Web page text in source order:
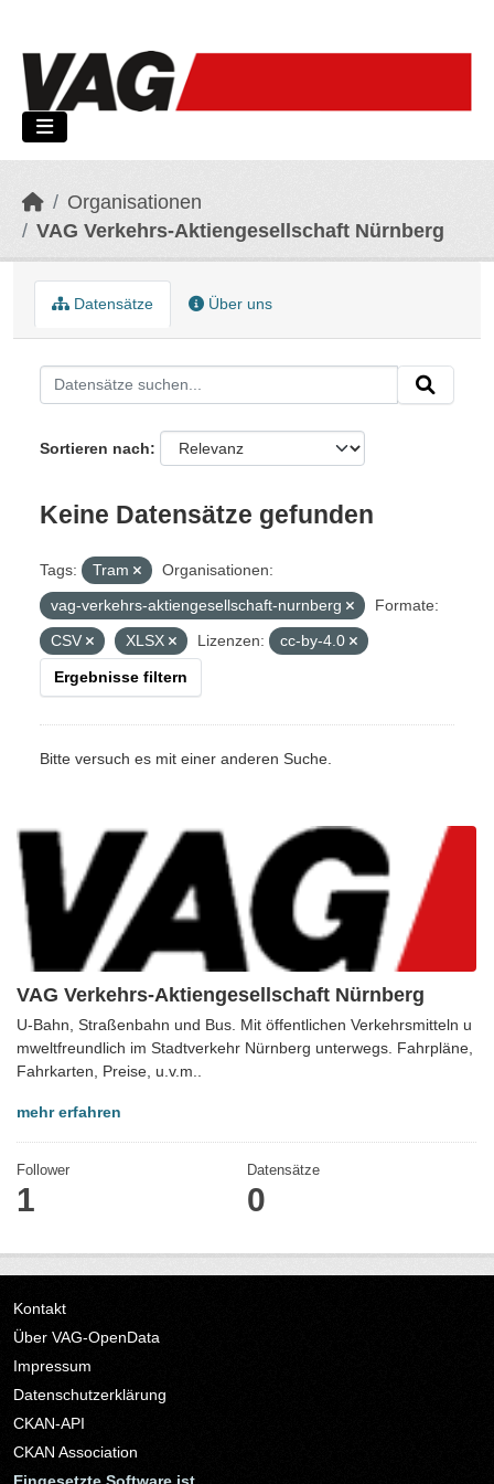
Organisationen
VAG Verkehrs-Aktiengesellschaft Nürnberg
VAG Verkehrs-Aktiengesellschaft Nürnberg
U-Bahn, Straßenbahn und Bus. Mit öffentlichen Verkehrsmitteln u
mweltfreundlich im Stadtverkehr Nürnberg unterwegs. Fahrpläne,
Fahrkarten, Preise, u.v.m..
mehr erfahren
Follower
1
Datensätze
0
Datensätze Über uns
Sortieren nach
Keine Datensätze gefunden
Tags: Tram
Organisationen:
vag-verkehrs-aktiengesellschaft-nurnberg
Formate:
CSV
XLSX Lizenzen: cc-by-4.0
Ergebnisse filtern
Bitte versuch es mit einer anderen Suche.
Kontakt
Über VAG-OpenData
Impressum
Datenschutzerklärung
CKAN-API
CKAN Association